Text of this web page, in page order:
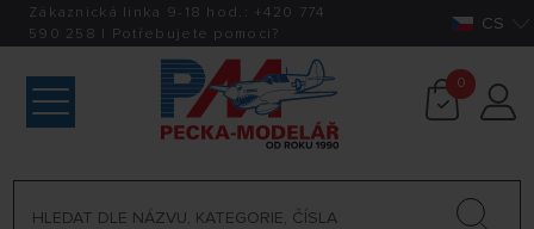
Zákaznická linka 9-18 hod.: +420 774
590 258 | Potřebujete pomoci? CS
0